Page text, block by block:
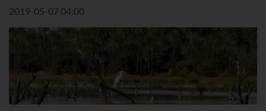
2019-05-07 04:00